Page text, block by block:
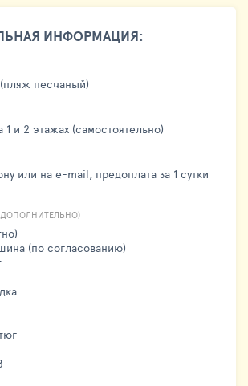
ИНФОРМАЦИЯ:
песчаный)
и 2 этажах (самостоятельно)
или на e-mail, предоплата за 1 сутки
(по согласованию)